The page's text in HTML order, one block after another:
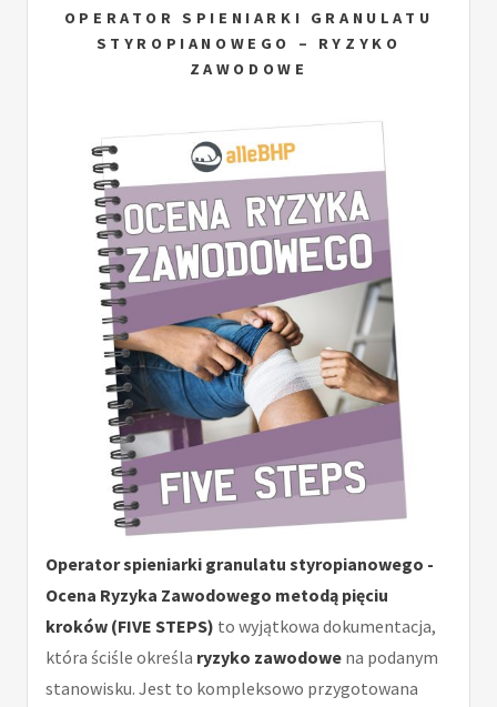
OPERATOR SPIENIARKI GRANULATU
STYROPIANOWEGO – RYZYKO
ZAWODOWE
Operator spieniarki granulatu styropianowego -
Ocena Ryzyka Zawodowego metodą pięciu
kroków (FIVE STEPS) to wyjątkowa dokumentacja,
która ściśle określa ryzyko zawodowe na podanym
stanowisku. Jest to kompleksowo przygotowana